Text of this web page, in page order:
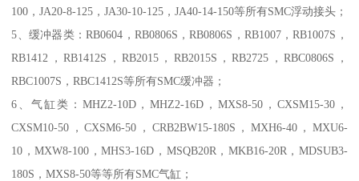
100，JA20-8-125，JA30-10-125，JA40-14-150等所有SMC浮动接头；
5、缓冲器类：RB0604，RB0806S，RB0806S，RB1007，RB1007S，
RB1412，RB1412S，RB2015，RB2015S，RB2725，RBC0806S，
RBC1007S，RBC1412S等所有SMC缓冲器；
6、气缸类：MHZ2-10D，MHZ2-16D，MXS8-50，CXSM15-30，
CXSM10-50，CXSM6-50，CRB2BW15-180S，MXH6-40，MXU6-
10，MXW8-100，MHS3-16D，MSQB20R，MKB16-20R，MDSUB3-
180S，MXS8-50等等所有SMC气缸；